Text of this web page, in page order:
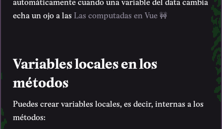
echa un ojo a las Las computadas en Vue 🚧
Variables locales en los
métodos
Puedes crear variables locales, es decir, internas a los
métodos: